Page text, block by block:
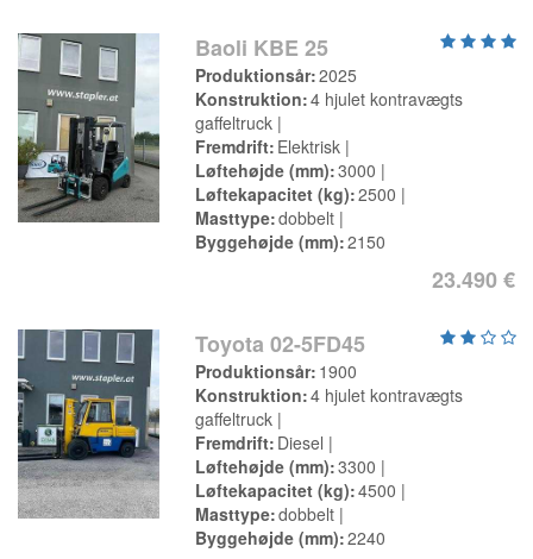
Baoli KBE 25
Produktionsår 2025
Konstruktion 4 hjulet kontravægts
gaffeltruck
Fremdrift Elektrisk
Løftehøjde (mm) 3000
Løftekapacitet (kg) 2500
Masttype dobbelt
Byggehøjde (mm) 2150
23.490 €
Toyota 02-5FD45
Produktionsår 1900
Konstruktion 4 hjulet kontravægts
gaffeltruck
Fremdrift Diesel
Løftehøjde (mm) 3300
Løftekapacitet (kg) 4500
Masttype dobbelt
Byggehøjde (mm) 2240